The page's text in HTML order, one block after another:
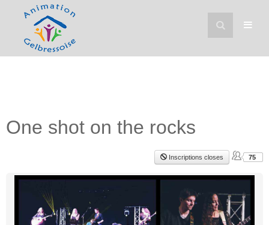
One shot on the rocks
Inscriptions closes 75